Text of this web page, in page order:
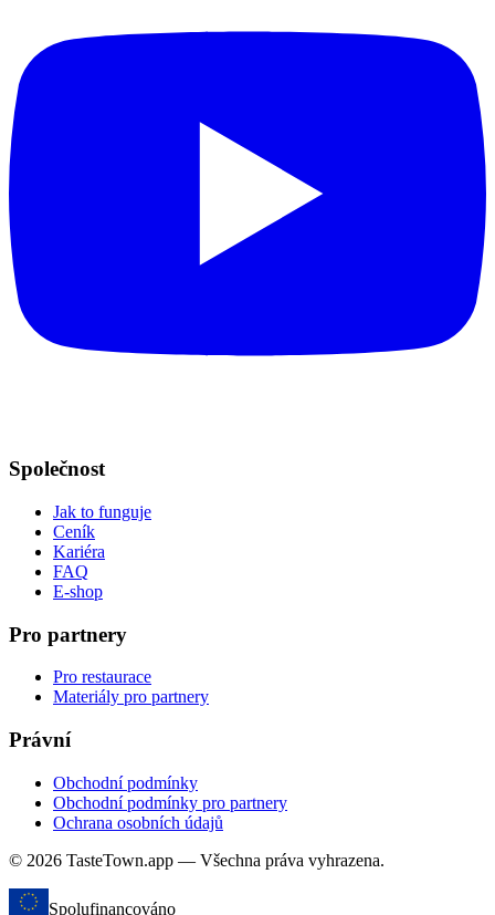
Společnost
Jak to funguje
Ceník
Kariéra
FAQ
E-shop
Pro partnery
Pro restaurace
Materiály pro partnery
Právní
Obchodní podmínky
Obchodní podmínky pro partnery
Ochrana osobních údajů
© 2026 TasteTown.app — Všechna práva vyhrazena.
Spolufinancováno